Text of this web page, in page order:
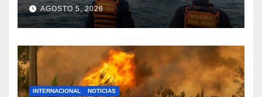
vulnerables frente a la pesca
INDNR
AGOSTO 5, 2026
INTERNACIONAL NOTICIAS